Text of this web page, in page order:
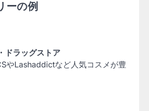
ーの例
ドラッグストア
やLashaddictなど人気コスメが豊